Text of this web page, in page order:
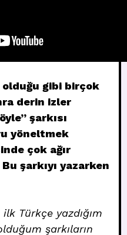
olduğu gibi birçok
derin izler
şarkısı
yöneltmek
çok ağır
şarkıyı yazarken
Türkçe yazdığım
şarkıların